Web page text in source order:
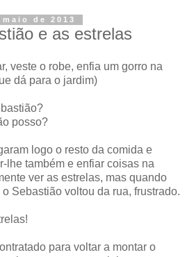
de 2013
e as estrelas
veste o robe, enfia um gorro na
dá para o jardim)
posso?
logo o resto da comida e
lhe também e enfiar coisas na
ver as estrelas, mas quando
Sebastião voltou da rua, frustrado.
para voltar a montar o